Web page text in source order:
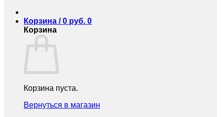
Корзина /0 руб. 0
Корзина
Корзина пуста.
Вернуться в магазин